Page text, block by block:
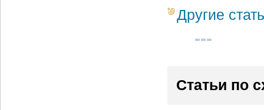
Другие
Статьи по